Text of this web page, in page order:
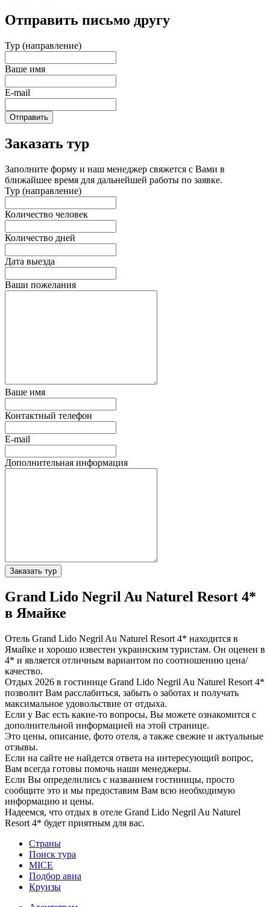
Отправить письмо другу
Тур (направление)
Ваше имя
E-mail
Отправить
Заказать тур
Заполните форму и наш менеджер свяжется с Вами в
ближайшее время для дальнейшей работы по заявке.
Тур (направление)
Количество человек
Количество дней
Дата выезда
Ваши пожелания
Ваше имя
Контактный телефон
E-mail
Дополнительная информация
Заказать тур
Grand Lido Negril Au Naturel Resort 4*
в Ямайке
Отель Grand Lido Negril Au Naturel Resort 4* находится в
Ямайке и хорошо известен украинским туристам. Он оценен в
4* и является отличным вариантом по соотношению цена/
качество.
Отдых 2026 в гостинице Grand Lido Negril Au Naturel Resort 4*
позволит Вам расслабиться, забыть о заботах и получать
максимальное удовольствие от отдыха.
Если у Вас есть какие-то вопросы, Вы можете ознакомится с
дополнительной информацией на этой странице.
Это цены, описание, фото отеля, а также свежие и актуальные
отзывы.
Если на сайте не найдется ответа на интересующий вопрос,
Вам всегда готовы помочь наши менеджеры.
Если Вы определились с названием гостиницы, просто
сообщите это и мы предоставим Вам всю необходимую
информацию и цены.
Надеемся, что отдых в отеле Grand Lido Negril Au Naturel
Resort 4* будет приятным для вас.
Страны
Поиск тура
MICE
Подбор авиа
Круизы